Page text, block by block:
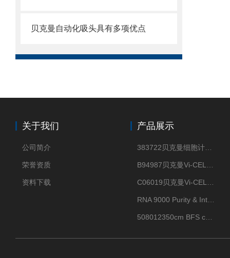
贝克曼自动化吸头具有多项优点
关于我们
公司简介
荣誉资质
资料下载
产品展示